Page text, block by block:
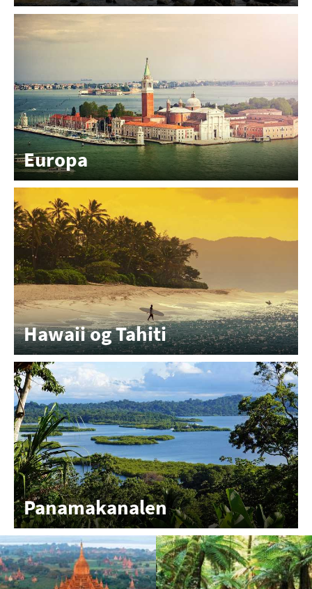
Europa
Hawaii og Tahiti
Panamakanalen